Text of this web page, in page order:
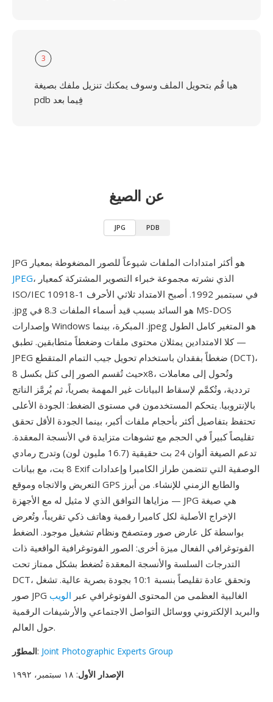
3
هيا قُم بتحويل الملف وسوف يمكنك تنزيل ملفك بصيغة
pdb فِيما بعد
عن الصيغ
JPG PDB
JPG هو أكثر امتدادات الملفات شيوعاً للصور المضغوطة بمعيار
JPEG، الذي نشرته مجموعة خبراء التصوير المشتركة كمعيار
ISO/IEC 10918-1 في سبتمبر 1992. أصبح الامتداد ثلاثي الأحرف
.jpg هو السائد بسبب قيد أسماء الملفات 8.3 في MS-DOS
وإصدارات Windows المبكرة، بينما .jpeg هو المتغير كامل الطول
— كلا الامتدادين يمثلان محتوى ملفات وضغطاً متطابقين. تطبق
JPEG ضغطاً بفقدان باستخدام تحويل جيب التمام المتقطع (DCT)،
حيث تُقسم الصور إلى كتل بكسل 8x8، وتُحول إلى معاملات
ترددية، وتُكمَّم لإسقاط البيانات غير المهمة بصرياً، ثم يُرمَّز الناتج
بالإنتروبيا. يتحكم المستخدمون في مستوى الضغط: الجودة الأعلى
تحتفظ بتفاصيل أكثر بأحجام ملفات أكبر، بينما الجودة الأقل تحقق
تقليصاً كبيراً في الحجم مع تشوهات متزايدة في الأنسجة المعقدة.
تدعم الصيغة ألوان 24 بت حقيقية (16.7 مليون لون) وتدرج رمادي
8 بت، مع بيانات Exif الوصفية التي تتضمن طراز الكاميرا وإعدادات
التعريض والاتجاه وموقع GPS والطابع الزمني للإنشاء. من أبرز
مزاياها التوافق الذي لا مثيل له مع الأجهزة — JPG هي صيغة
الإخراج الأصلية لكل كاميرا رقمية وهاتف ذكي تقريباً، وتُعرض
بواسطة كل عارض صور ومتصفح ونظام تشغيل موجود. الضغط
الفوتوغرافي الفعال ميزة أخرى: الصور الفوتوغرافية الواقعية ذات
التدرجات السلسة والأنسجة المعقدة تُضغط بشكل ممتاز تحت
DCT، وتحقق عادة تقليصاً بنسبة 10:1 بجودة بصرية عالية. تشغل
صور JPG الغالبية العظمى من المحتوى الفوتوغرافي عبر الويب
والبريد الإلكتروني ووسائل التواصل الاجتماعي والأرشيفات الرقمية
حول العالم.
المطوّر: Joint Photographic Experts Group
الإصدار الأول: ١٨ سبتمبر، ١٩٩٢